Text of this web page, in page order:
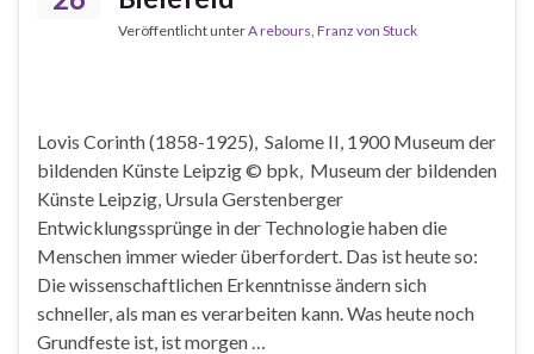
Veröffentlicht unterA rebours Franz von Stuck
Lovis Corinth (1858-1925), Salome II, 1900 Museum der
bildenden Künste Leipzig © bpk, Museum der bildenden
Künste Leipzig, Ursula Gerstenberger
Entwicklungssprünge in der Technologie haben die
Menschen immer wieder überfordert. Das ist heute so:
Die wissenschaftlichen Erkenntnisse ändern sich
schneller, als man es verarbeiten kann. Was heute noch
Grundfeste ist, ist morgen …